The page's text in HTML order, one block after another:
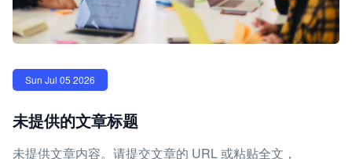
Sun Jul 05 2026
未提供的文章标题
未提供文章内容。请提交文章的 URL 或粘贴全文，